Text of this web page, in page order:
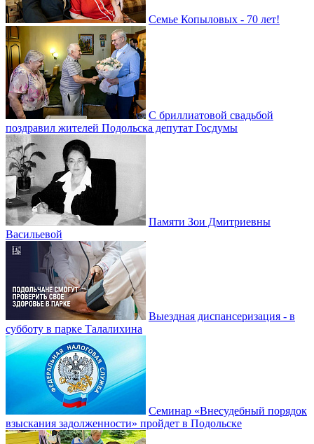
Семье Копыловых - 70 лет!
С бриллиатовой свадьбой
поздравил жителей Подольска депутат Госдумы
Памяти Зои Дмитриевны
Васильевой
Выездная диспансеризация - в
субботу в парке Талалихина
Семинар «Внесудебный порядок
взыскания задолженности» пройдет в Подольске